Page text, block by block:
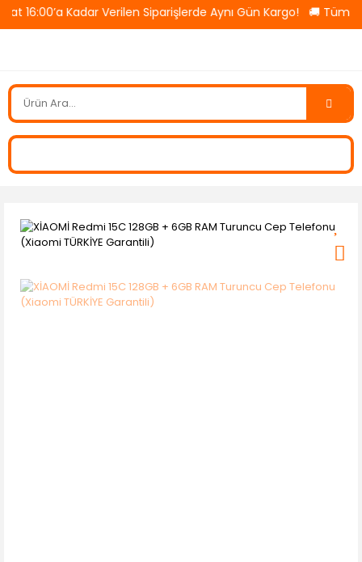
Kadar Verilen Siparişlerde Aynı Gün Kargo! 🚚 Tüm